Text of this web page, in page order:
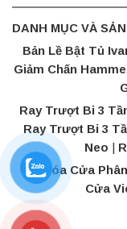
DANH MỤC VÀ
Bản Lề Bật Tủ
Giảm Chấn
Ray Trượt Bi 3
Ray Trượt Bi 3
Neo
Ổ Khóa Cửa
Cửa